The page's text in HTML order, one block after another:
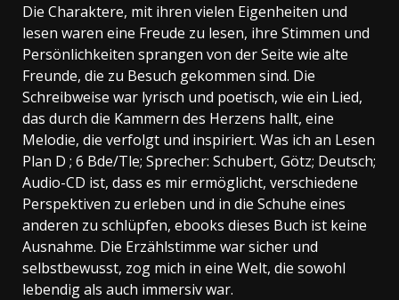
Die Charaktere, mit ihren vielen Eigenheiten und
lesen waren eine Freude zu lesen, ihre Stimmen und
Persönlichkeiten sprangen von der Seite wie alte
Freunde, die zu Besuch gekommen sind. Die
Schreibweise war lyrisch und poetisch, wie ein Lied,
das durch die Kammern des Herzens hallt, eine
Melodie, die verfolgt und inspiriert. Was ich an Lesen
Plan D ; 6 Bde/Tle; Sprecher: Schubert, Götz; Deutsch;
Audio-CD ist, dass es mir ermöglicht, verschiedene
Perspektiven zu erleben und in die Schuhe eines
anderen zu schlüpfen, ebooks dieses Buch ist keine
Ausnahme. Die Erzählstimme war sicher und
selbstbewusst, zog mich in eine Welt, die sowohl
lebendig als auch immersiv war.